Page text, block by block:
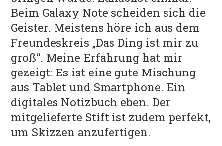
Beim Galaxy Note scheiden sich die
Geister. Meistens höre ich aus dem
Freundeskreis „Das Ding ist mir zu
groß“. Meine Erfahrung hat mir
gezeigt: Es ist eine gute Mischung
aus Tablet und Smartphone. Ein
digitales Notizbuch eben. Der
mitgelieferte Stift ist zudem perfekt,
um Skizzen anzufertigen.